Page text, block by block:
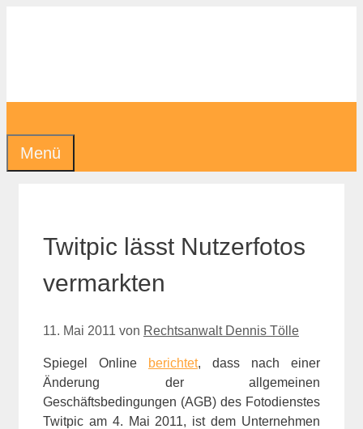
Menü
Twitpic lässt Nutzerfotos
vermarkten
11. Mai 2011 von Rechtsanwalt Dennis Tölle
Spiegel Online berichtet, dass nach einer
Änderung der allgemeinen
Geschäftsbedingungen (AGB) des Fotodienstes
Twitpic am 4. Mai 2011, ist dem Unternehmen